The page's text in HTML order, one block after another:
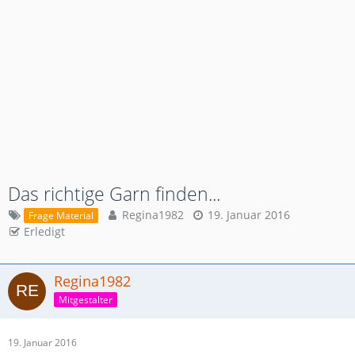
Das richtige Garn finden...
Frage Material Regina1982
19. Januar 2016
Erledigt
Regina1982
Mitgestalter
19. Januar 2016